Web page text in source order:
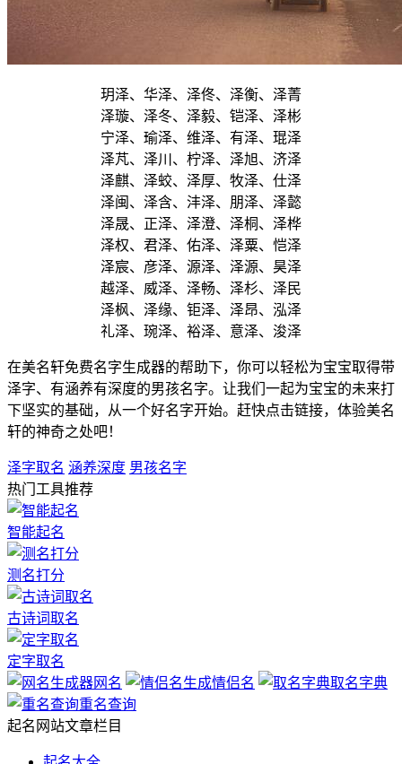
玥泽、华泽、泽佟、泽衡、泽菁
泽璇、泽冬、泽毅、铠泽、泽彬
宁泽、瑜泽、维泽、有泽、琨泽
泽芃、泽川、柠泽、泽旭、济泽
泽麒、泽蛟、泽厚、牧泽、仕泽
泽闽、泽含、沣泽、朋泽、泽懿
泽晟、正泽、泽澄、泽桐、泽桦
泽权、君泽、佑泽、泽粟、恺泽
泽宸、彦泽、源泽、泽源、昊泽
越泽、威泽、泽畅、泽杉、泽民
泽枫、泽缘、钜泽、泽昂、泓泽
礼泽、琬泽、裕泽、意泽、浚泽
在美名轩免费名字生成器的帮助下，你可以轻松为宝宝取得带
泽字、有涵养有深度的男孩名字。让我们一起为宝宝的未来打
下坚实的基础，从一个好名字开始。赶快点击链接，体验美名
轩的神奇之处吧！
泽字取名 涵养深度 男孩名字
热门工具推荐
智能起名
测名打分
古诗词取名
定字取名
网名
情侣名
取名字典
重名查询
起名网站文章栏目